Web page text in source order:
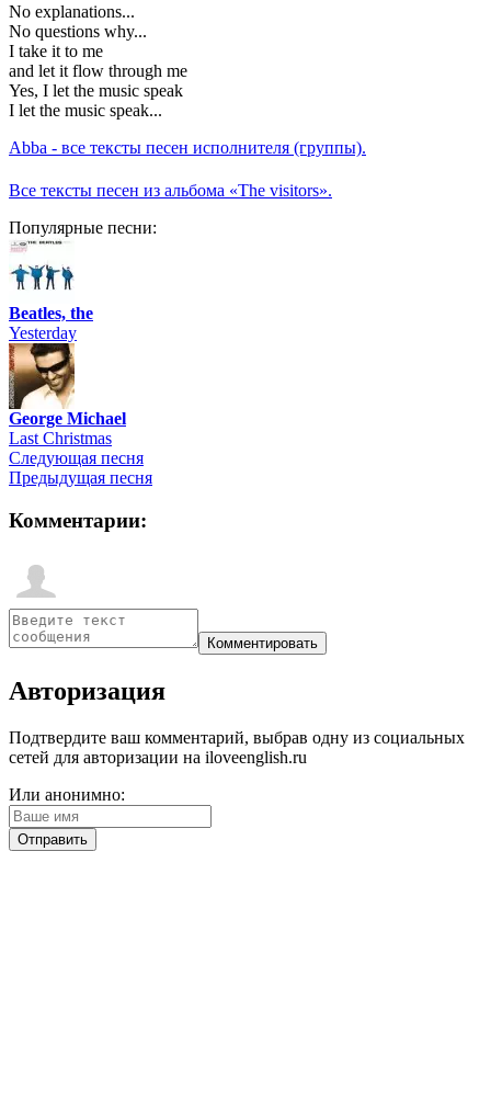
No explanations...
No questions why...
I take it to me
and let it flow through me
Yes, I let the music speak
I let the music speak...
Abba - все тексты песен исполнителя (группы).
Все тексты песен из альбома «The visitors».
Популярные песни:
Beatles, the
Yesterday
George Michael
Last Christmas
Следующая песня
Предыдущая песня
Комментарии:
Авторизация
Подтвердите ваш комментарий, выбрав одну из социальных
сетей для авторизации на iloveenglish.ru
Или анонимно: